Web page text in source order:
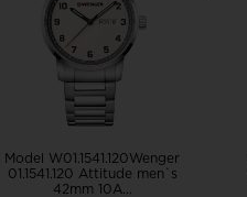
Model W01.1541.120Wenger
01.1541.120 Attitude men`s
42mm 10A...